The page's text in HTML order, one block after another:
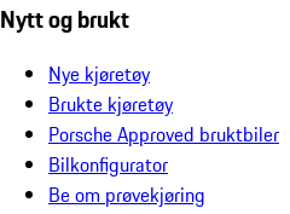
Nytt og brukt
Nye kjøretøy
Brukte kjøretøy
Porsche Approved bruktbiler
Bilkonfigurator
Be om prøvekjøring